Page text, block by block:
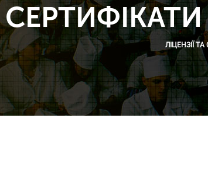
СЕРТИФІКАТИ
ЛІЦЕНЗІЇ